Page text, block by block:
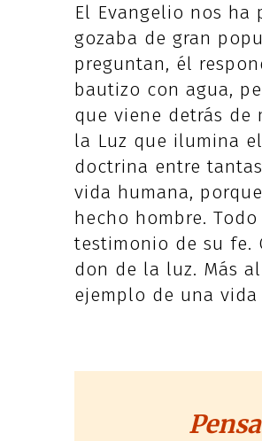
El Evangelio nos ha
gozaba de gran
preguntan, él
bautizo con agua,
que viene detrás de
la Luz que ilumina
doctrina entre
vida humana,
hecho hombre.
testimonio de su fe.
don de la luz. Más
ejemplo de una